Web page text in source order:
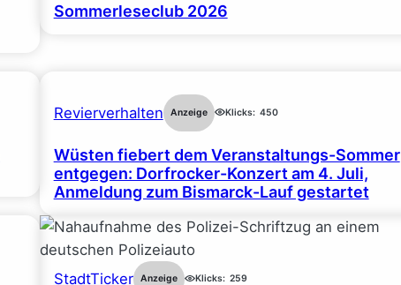
Sommerleseclub 2026
Revierverhalten Anzeige Klicks: 450
Wüsten fiebert dem Veranstaltungs-Sommer
entgegen: Dorfrocker-Konzert am 4. Juli,
Anmeldung zum Bismarck-Lauf gestartet
StadtTicker Anzeige Klicks: 259